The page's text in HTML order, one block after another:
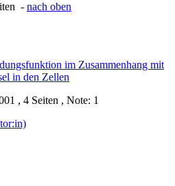
- nach oben
, 4 Seiten , Note: 1